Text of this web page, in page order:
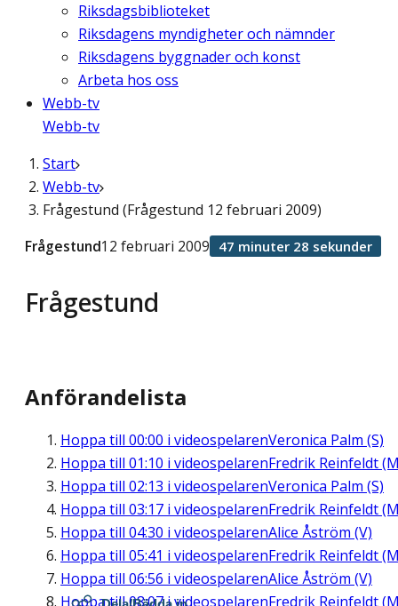
Riksdagsbiblioteket
Riksdagens myndigheter och nämnder
Riksdagens byggnader och konst
Arbeta hos oss
Webb-tv
Webb-tv
Start
Webb-tv
Frågestund (Frågestund 12 februari 2009)
Frågestund
Frågestund12 februari 2009 47 minuter 28 sekunder
Anförandelista
Hoppa till 00:00 i videospelarenVeronica Palm (S)
Hoppa till 01:10 i videospelarenFredrik Reinfeldt
Hoppa till 02:13 i videospelarenVeronica Palm (S)
Hoppa till 03:17 i videospelarenFredrik Reinfeldt
Hoppa till 04:30 i videospelarenAlice Åström (V)
Hoppa till 05:41 i videospelarenFredrik Reinfeldt
Hoppa till 06:56 i videospelarenAlice Åström (V)
Hoppa till08:07i videospelarenFredrik Reinfeldt